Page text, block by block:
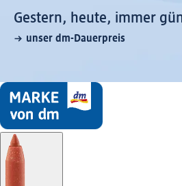
Gestern, heute, immer
unser dm-Dauerpreis